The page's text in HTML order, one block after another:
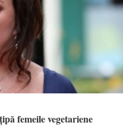
femeile vegetariene